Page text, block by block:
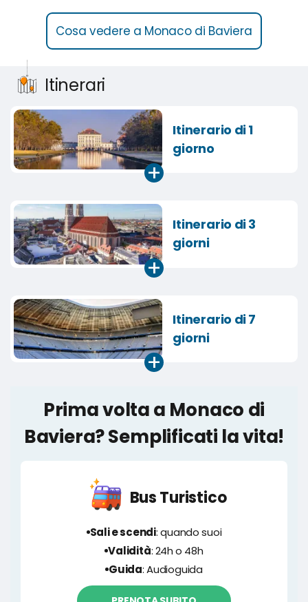
Cosa vedere a Monaco di Baviera
Itinerari
Itinerario di 1
giorno
+
Itinerario di 3
giorni
+
Itinerario di 7
giorni
+
Prima volta a Monaco di
Baviera? Semplificati la vita!
Bus Turistico
Sali e scendi: quando suoi
Validità: 24h o 48h
Guida: Audioguida